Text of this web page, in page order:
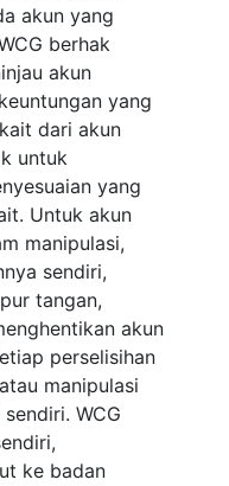
akun yang
berhak
akun
yang
dari akun
untuk
yang
Untuk akun
manipulasi,
sendiri,
tangan,
akun
perselisihan
manipulasi
WCG
ke badan